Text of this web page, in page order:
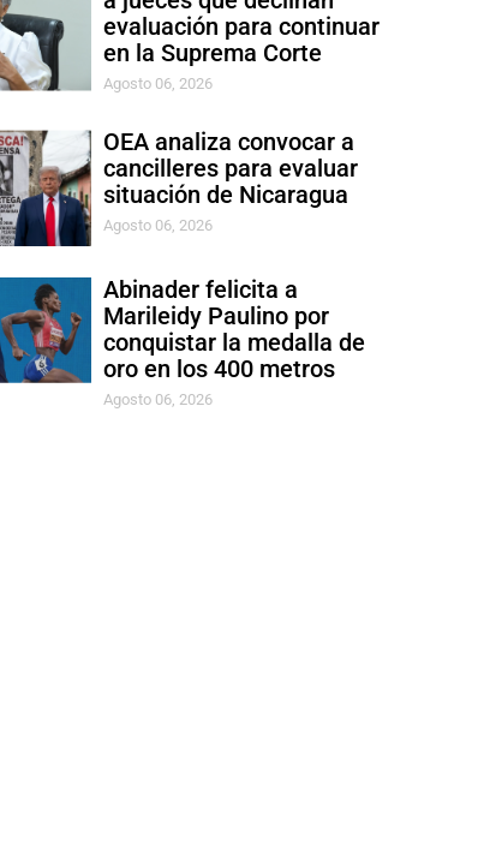
evaluación para continuar
en la Suprema Corte
Agosto 06, 2026
OEA analiza convocar a
cancilleres para evaluar
situación de Nicaragua
Agosto 06, 2026
Abinader felicita a
Marileidy Paulino por
conquistar la medalla de
oro en los 400 metros
Agosto 06, 2026